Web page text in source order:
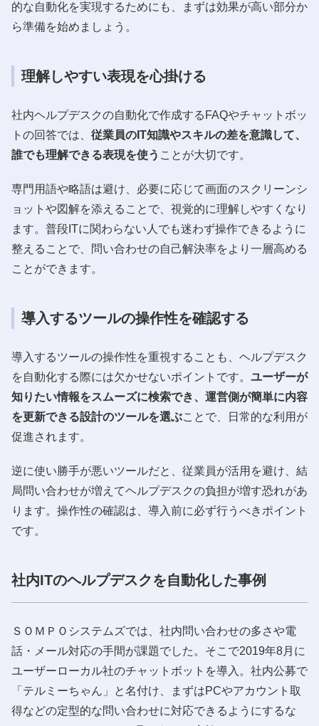
的な自動化を実現するためにも、まずは効果が高い部分か
ら準備を始めましょう。
理解しやすい表現を心掛ける
社内ヘルプデスクの自動化で作成するFAQやチャットボッ
トの回答では、 従業員のIT知識やスキルの差を意識して、
誰でも理解できる表現を使う ことが大切です。
専門用語や略語は避け、必要に応じて画面のスクリーンシ
ョットや図解を添えることで、視覚的に理解しやすくなり
ます。普段ITに関わらない人でも迷わず操作できるように
整えることで、問い合わせの自己解決率をより一層高める
ことができます。
導入するツールの操作性を確認する
導入するツールの操作性を重視することも、ヘルプデスク
を自動化する際には欠かせないポイントです。 ユーザーが
知りたい情報をスムーズに検索でき、運営側が簡単に内容
を更新できる設計のツールを選ぶことで、日常的な利用が
促進されます。
逆に使い勝手が悪いツールだと、従業員が活用を避け、結
局問い合わせが増えてヘルプデスクの負担が増す恐れがあ
ります。操作性の確認は、導入前に必ず行うべきポイント
です。
社内ITのヘルプデスクを自動化した事例
ＳＯＭＰＯシステムズでは、社内問い合わせの多さや電
話・メール対応の手間が課題でした。そこで2019年8月に
ユーザーローカル社のチャットボットを導入。社内公募で
「テルミーちゃん」と名付け、まずはPCやアカウント取
得などの定型的な問い合わせに対応できるようにするな